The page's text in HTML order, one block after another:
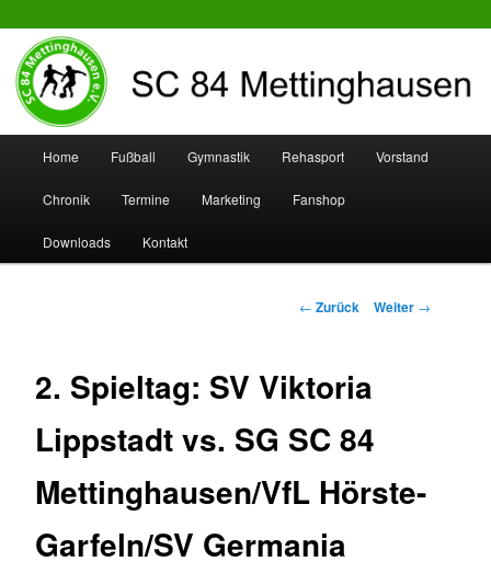
SC 84 Mettinghausen
Zum
Inhalt
wechseln
Zum
sekundären
Inhalt
Home Fußball Gymnastik Rehasport Vorstand
Chronik Termine Marketing Fanshop
Downloads Kontakt
Beitrags-
← Zurück Weiter →
2. Spieltag: SV Viktoria
Lippstadt vs. SG SC 84
Mettinghausen/VfL Hörste-
Garfeln/SV Germania